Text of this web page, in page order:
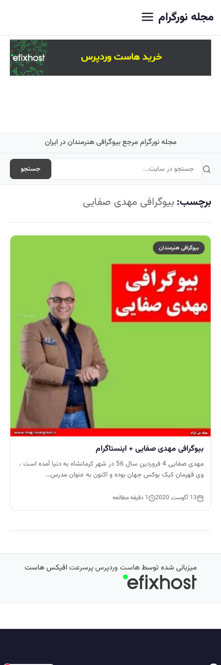
مجله نورگرام
مجله نورگرام مرجع بیوگرافی هنرمندان در ایران
جستجو
برچسب: بیوگرافی مهدی صفایی
بیوگرافی هنرمندان
بیوگرافی مهدی صفایی + اینستاگرام
مهدی صفایی 4 فروردین سال 56 در شهر کرمانشاه به دنیا آمده است ،
وی قهرمان کیک بوکس جهان بوده و اکنون به عنوان مدرس…
13 آگوست, 2020 1 دقیقه مطالعه
میزبانی شده توسطهاست وردپرس پرسرعتافیکس هاست